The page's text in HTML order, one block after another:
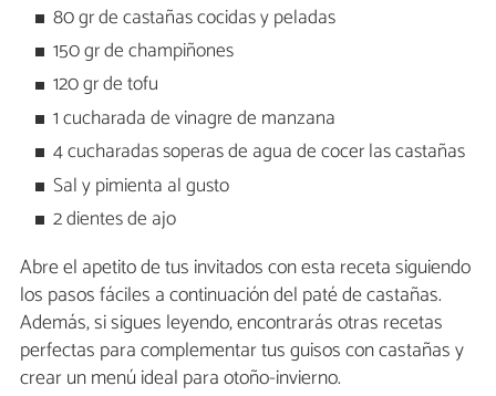
80 gr de castañas cocidas y peladas
150 gr de champiñones
120 gr de tofu
1 cucharada de vinagre de manzana
4 cucharadas soperas de agua de cocer las castañas
Sal y pimienta al gusto
2 dientes de ajo
Abre el apetito de tus invitados con esta receta siguiendo
los pasos fáciles a continuación del paté de castañas.
Además, si sigues leyendo, encontrarás otras recetas
perfectas para complementar tus guisos con castañas y
crear un menú ideal para otoño-invierno.